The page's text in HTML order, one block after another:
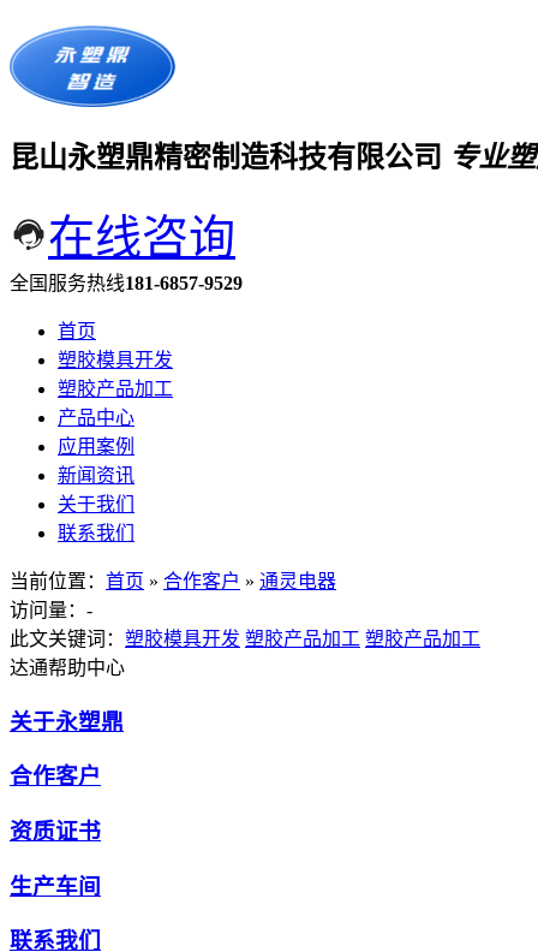
昆山永塑鼎精密制造科技有限公司 专业
在线咨询
全国服务热线181-6857-9529
首页
塑胶模具开发
塑胶产品加工
产品中心
应用案例
新闻资讯
关于我们
联系我们
当前位置： 首页 » 合作客户 » 通灵电器
访问量： -
此文关键词： 塑胶模具开发 塑胶产品加工 塑胶产品加工
达通帮助中心
关于永塑鼎
合作客户
资质证书
生产车间
联系我们